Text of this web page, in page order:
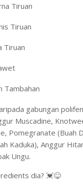
Tiruan
Tiruan
Tiruan
Tambahan
gabungan
Muscadine,
Pomegranate (Buah
Kaduka), Anggur
Ungu.
dia? 💓😋